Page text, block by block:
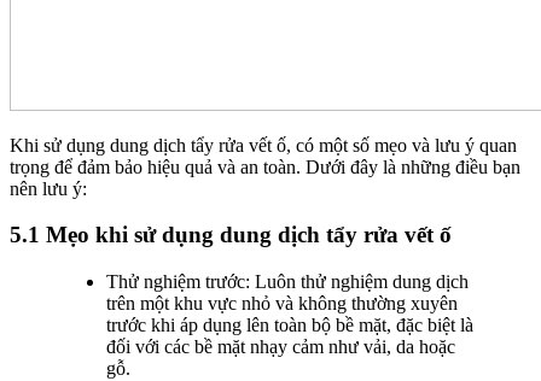
Khi sử dụng dung dịch tẩy rửa vết ố, có một số mẹo và lưu ý quan
trọng để đảm bảo hiệu quả và an toàn. Dưới đây là những điều bạn
nên lưu ý:
5.1 Mẹo khi sử dụng dung dịch tẩy rửa vết ố
Thử nghiệm trước: Luôn thử nghiệm dung dịch
trên một khu vực nhỏ và không thường xuyên
trước khi áp dụng lên toàn bộ bề mặt, đặc biệt là
đối với các bề mặt nhạy cảm như vải, da hoặc
gỗ.